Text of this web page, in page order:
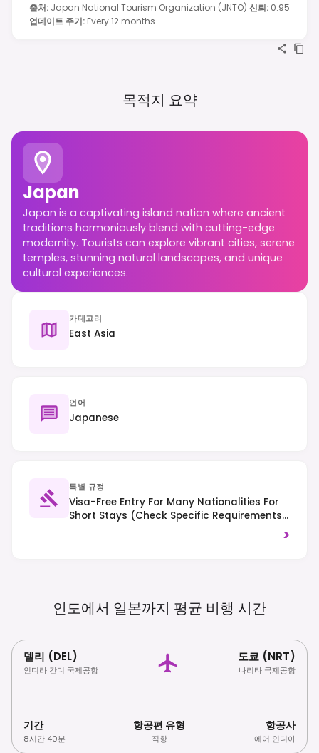
출처: Japan National Tourism Organization (JNTO) 신뢰: 0.95
업데이트 주기: Every 12 months
목적지 요약
Japan
Japan is a captivating island nation where ancient
traditions harmoniously blend with cutting-edge
modernity. Tourists can explore vibrant cities, serene
temples, stunning natural landscapes, and unique
cultural experiences.
카테고리
East Asia
언어
Japanese
특별 규정
Visa-Free Entry For Many Nationalities For
Short Stays (check Specific Requirements);
>
인도에서 일본까지 평균 비행 시간
델리 (DEL)
인디라 간디 국제공항
도쿄 (NRT)
나리타 국제공항
기간
8시간 40분
항공편 유형
직항
항공사
에어 인디아